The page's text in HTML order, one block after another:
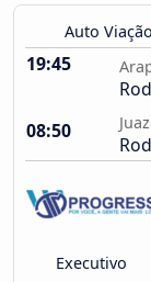
Auto
19:45
08:50
Executivo